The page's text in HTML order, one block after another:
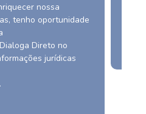
nossa
tenho oportunidade
Direto no
jurídicas